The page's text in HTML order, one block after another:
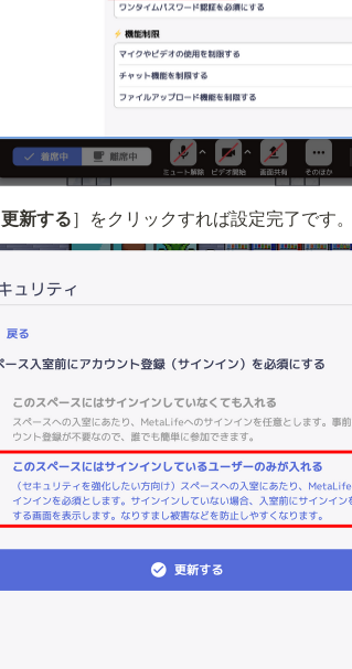
更新する］をクリックすれば設定完了です